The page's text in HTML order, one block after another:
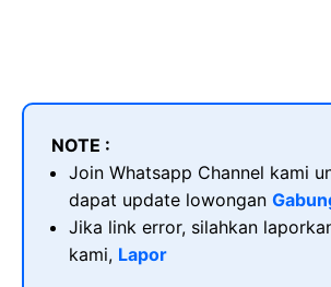
NOTE :
Join Whatsapp Channel kami
dapat update lowongan
Jika link error, silahkan
kami, Lapor